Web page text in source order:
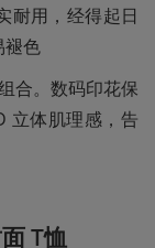
耐用，经得起日
褪色
合。数码印花保
立体肌理感，告
T恤